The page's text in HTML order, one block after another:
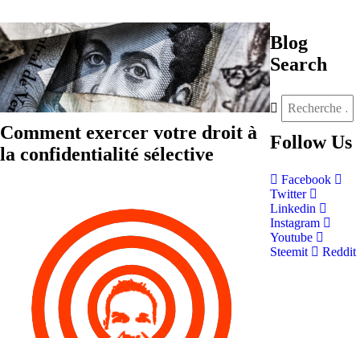
Comment exercer votre droit à
la confidentialité sélective
Blog
Search
Follow Us
Facebook
Twitter
Linkedin
Instagram
Youtube
Steemit
Reddit